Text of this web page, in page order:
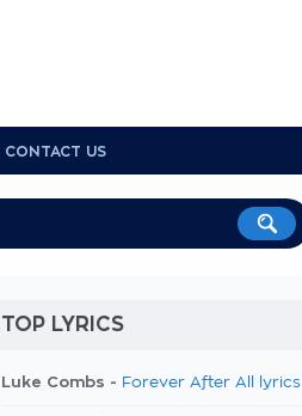
CONTACT US
TOP LYRICS
Luke Combs - Forever After All lyrics